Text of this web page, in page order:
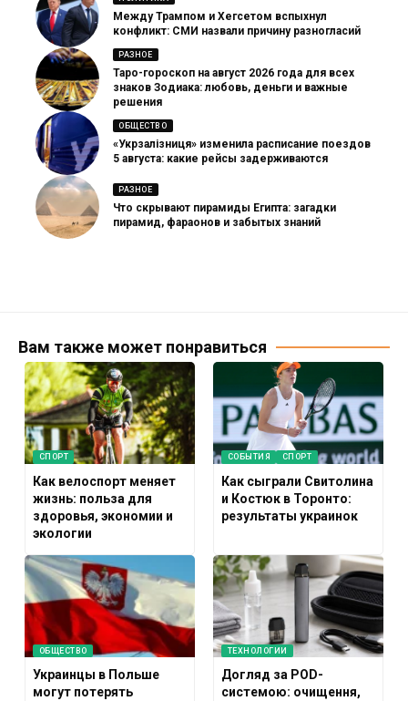
Между Трампом и Хегсетом вспыхнул
конфликт: СМИ назвали причину разногласий
РАЗНОЕ
Таро-гороскоп на август 2026 года для всех
знаков Зодиака: любовь, деньги и важные
решения
ОБЩЕСТВО
«Укрзалізниця» изменила расписание поездов
5 августа: какие рейсы задерживаются
РАЗНОЕ
Что скрывают пирамиды Египта: загадки
пирамид, фараонов и забытых знаний
Вам также может понравиться
СПОРТ
Как велоспорт меняет
жизнь: польза для
здоровья, экономии и
экологии
СОБЫТИЯ СПОРТ
Как сыграли Свитолина
и Костюк в Торонто:
результаты украинок
ОБЩЕСТВО
Украинцы в Польше
могут потерять
ТЕХНОЛОГИИ
Догляд за POD-
системою: очищення,